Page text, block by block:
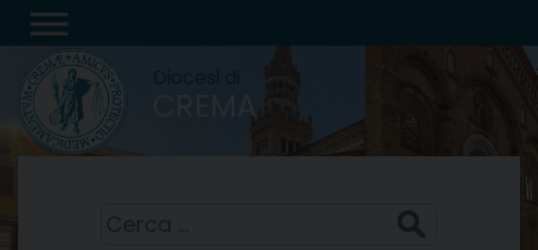
Skip
to
content
CREMA